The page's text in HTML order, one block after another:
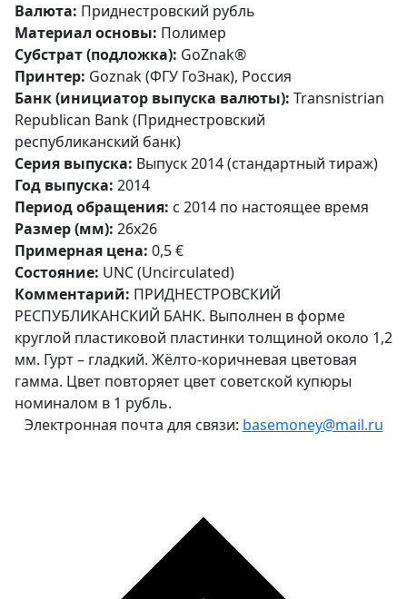
Валюта: Приднестровский рубль
Материал основы: Полимер
Субстрат (подложка): GoZnak®
Принтер: Goznak (ФГУ ГоЗнак), Россия
Банк (инициатор выпуска валюты): Transnistrian
Republican Bank (Приднестровский
республиканский банк)
Серия выпуска: Выпуск 2014 (стандартный тираж)
Год выпуска: 2014
Период обращения: с 2014 по настоящее время
Размер (мм): 26x26
Примерная цена: 0,5 €
Состояние: UNC (Uncirculated)
Комментарий: ПРИДНЕСТРОВСКИЙ
РЕСПУБЛИКАНСКИЙ БАНК. Выполнен в форме
круглой пластиковой пластинки толщиной около 1,2
мм. Гурт – гладкий. Жёлто-коричневая цветовая
гамма. Цвет повторяет цвет советской купюры
номиналом в 1 рубль.
Электронная почта для связи: basemoney@mail.ru